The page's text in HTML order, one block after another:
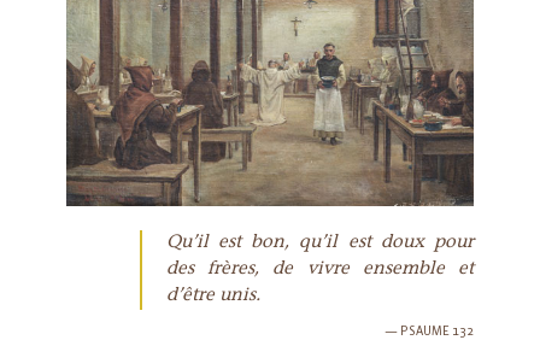
Qu’il est bon, qu’il est doux pour
des frères, de vivre ensemble et
d’être unis.
PSAUME 132